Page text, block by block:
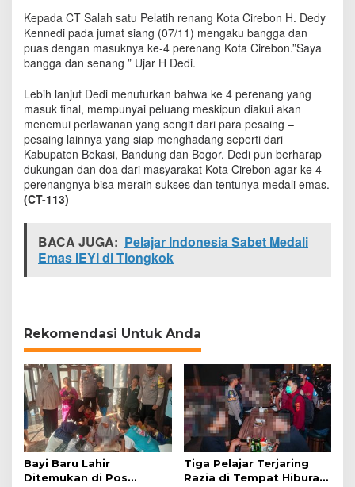
a
k
F
i
a
l
P
O
R
D
A
J
a
Kepada CT Salah satu Pelatih renang Kota Cirebon H. Dedy
Kennedi pada jumat siang (07/11) mengaku bangga dan
puas dengan masuknya ke-4 perenang Kota Cirebon.”Saya
bangga dan senang ” Ujar H Dedi.
Lebih lanjut Dedi menuturkan bahwa ke 4 perenang yang
masuk final, mempunyai peluang meskipun diakui akan
menemui perlawanan yang sengit dari para pesaing –
pesaing lainnya yang siap menghadang seperti dari
Kabupaten Bekasi, Bandung dan Bogor. Dedi pun berharap
dukungan dan doa dari masyarakat Kota Cirebon agar ke 4
perenangnya bisa meraih sukses dan tentunya medali emas.
(CT-113)
BACA JUGA: Pelajar Indonesia Sabet Medali
Emas IEYI di Tiongkok
Rekomendasi Untuk Anda
Bayi Baru Lahir
Ditemukan di Pos
Tiga Pelajar Terjaring
Razia di Tempat Hiburan